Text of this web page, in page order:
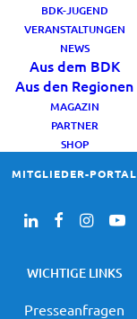
BDK-JUGEND
VERANSTALTUNGEN
NEWS
Aus dem BDK
Aus den Regionen
MAGAZIN
PARTNER
SHOP
MITGLIEDER-PORTAL
WICHTIGE LINKS
Presseanfragen